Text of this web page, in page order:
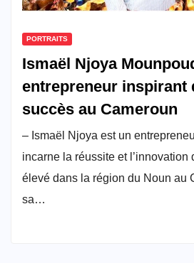
PORTRAITS
Ismaël Njoya
entrepreneur inspirant
succès au Cameroun
– Ismaël Njoya est un
incarne la réussite et l’innovation
élevé dans la région du Noun au
sa…